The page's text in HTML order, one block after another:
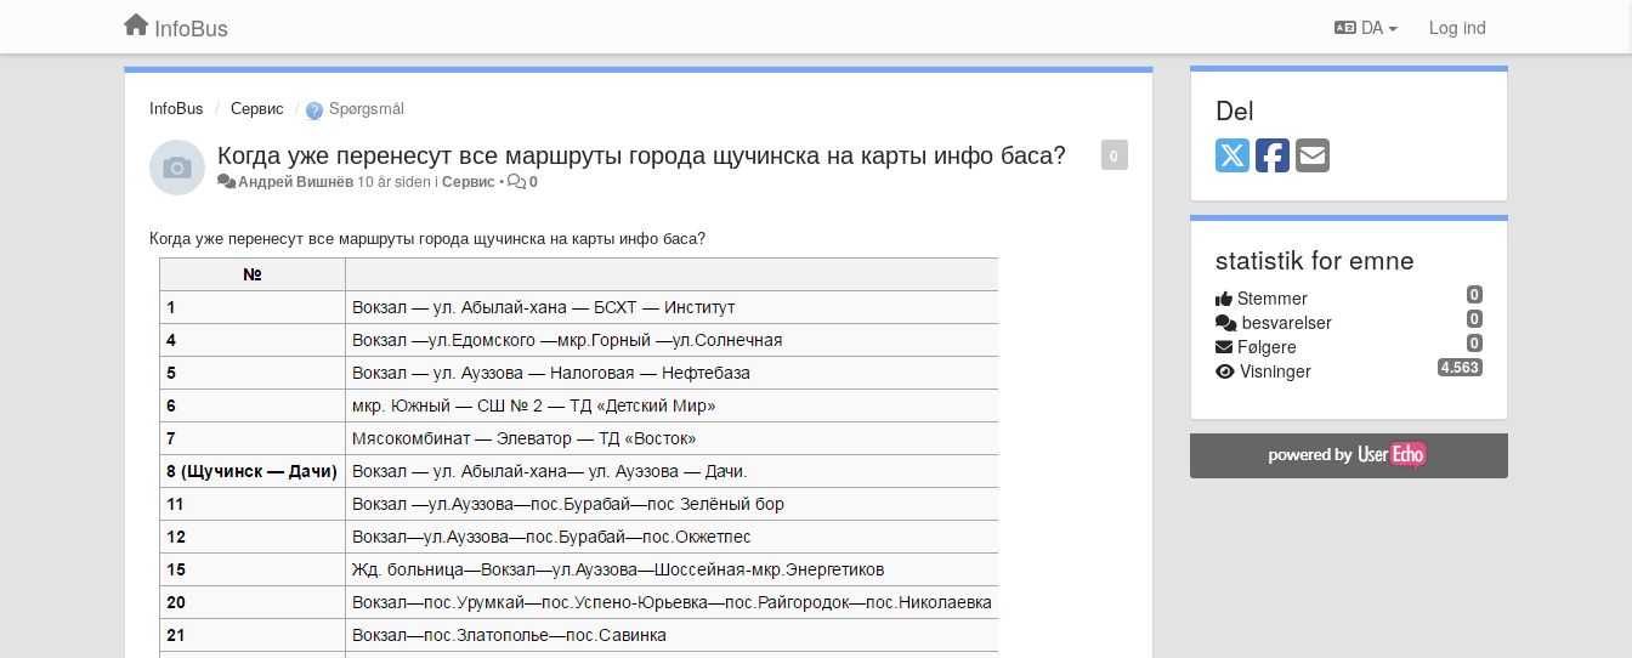
InfoBus DA Log ind
InfoBus Сервис Spørgsmål
0
Когда уже перенесут все маршруты города щучинска на карты инфо баса?
Андрей Вишнёв 10 år siden iСервис • 0
Когда уже перенесут все маршруты города щучинска на карты инфо баса?
Del
statistik for emne
0
Stemmer
0
besvarelser
0
Følgere
4.563
Visninger